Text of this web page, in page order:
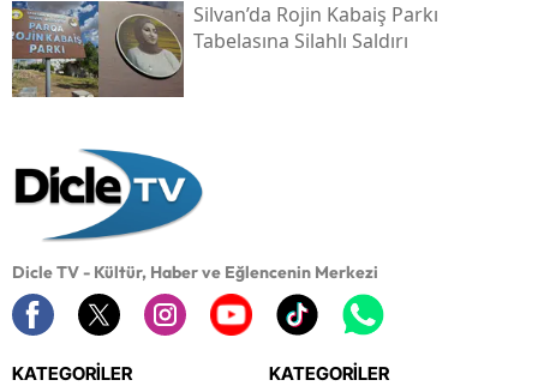
Silvan’da Rojin Kabaiş Parkı
Tabelasına Silahlı Saldırı
Dicle TV - Kültür, Haber ve Eğlencenin Merkezi
KATEGORİLER KATEGORİLER